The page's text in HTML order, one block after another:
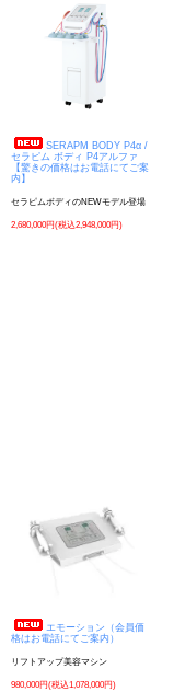
SERAPM BODY P4α /
セラピム ボディ P4アルファ
【驚きの価格はお電話にてご案
内】
セラピムボディのNEWモデル登場
2,680,000円(税込2,948,000円)
エモーション（会員価
格はお電話にてご案内）
リフトアップ美容マシン
980,000円(税込1,078,000円)